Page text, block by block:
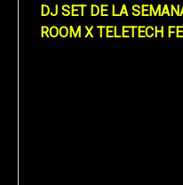
DJ SET DE LA
ROOM X TELETECH